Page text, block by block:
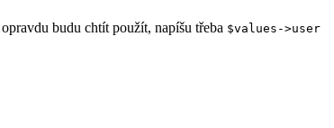
budu chtít použít, napíšu třeba $values->user